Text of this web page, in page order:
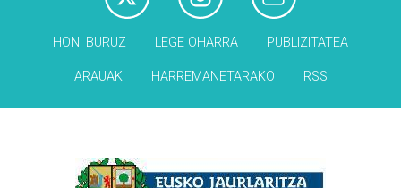
HONI BURUZ LEGE OHARRA PUBLIZITATEA
ARAUAK HARREMANETARAKO RSS